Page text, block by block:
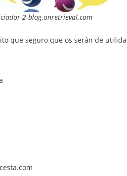
2-blog.onretrieval.com
que seguro que os serán de